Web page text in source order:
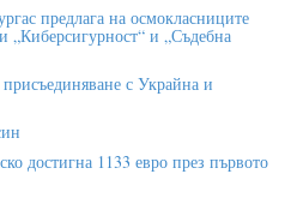
предлага на осмокласниците
„Киберсигурност“ и „Съдебна
с Украйна и
достигна 1133 евро през първото